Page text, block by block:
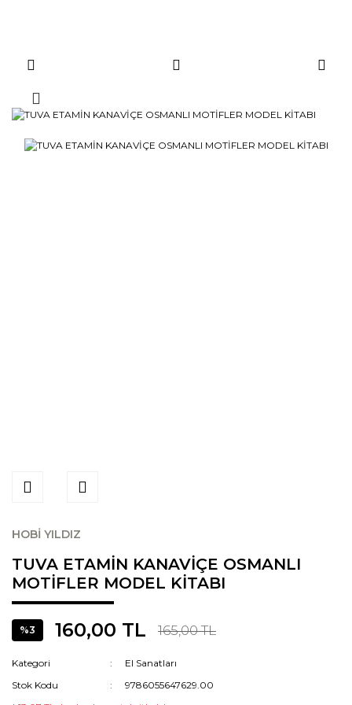
HOBİ YILDIZ
TUVA ETAMİN KANAVİÇE OSMANLI
MOTİFLER MODEL KİTABI
%3 160,00 TL 165,00 TL
Kategori
El Sanatları
Stok Kodu
9786055647629.00